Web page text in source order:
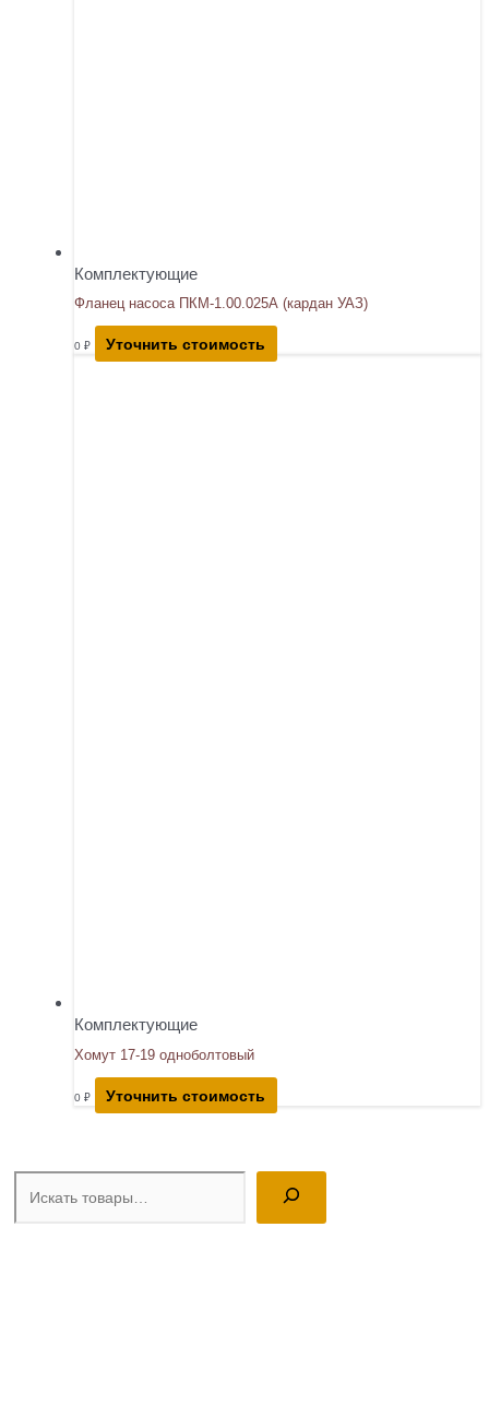
Поиск
Комплектующие
Фланец насоса ПКМ-1.00.025А (кардан УАЗ)
0 ₽ Уточнить стоимость
Комплектующие
Хомут 17-19 одноболтовый
0 ₽ Уточнить стоимость